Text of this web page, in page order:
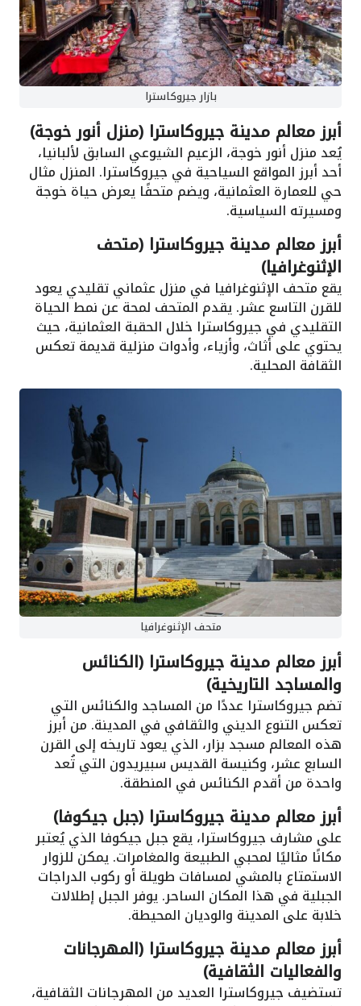
بازار جيروكاسترا
أبرز معالم مدينة جيروكاسترا (منزل أنور خوجة)
يُعد منزل أنور خوجة، الزعيم الشيوعي السابق لألبانيا،
أحد أبرز المواقع السياحية في جيروكاسترا. المنزل مثال
حي للعمارة العثمانية، ويضم متحفًا يعرض حياة خوجة
ومسيرته السياسية.
أبرز معالم مدينة جيروكاسترا (متحف
الإثنوغرافيا)
يقع متحف الإثنوغرافيا في منزل عثماني تقليدي يعود
للقرن التاسع عشر. يقدم المتحف لمحة عن نمط الحياة
التقليدي في جيروكاسترا خلال الحقبة العثمانية، حيث
يحتوي على أثاث، وأزياء، وأدوات منزلية قديمة تعكس
الثقافة المحلية.
متحف الإثنوغرافيا
أبرز معالم مدينة جيروكاسترا (الكنائس
والمساجد التاريخية)
تضم جيروكاسترا عددًا من المساجد والكنائس التي
تعكس التنوع الديني والثقافي في المدينة. من أبرز
هذه المعالم مسجد بزار، الذي يعود تاريخه إلى القرن
السابع عشر، وكنيسة القديس سبيريدون التي تُعد
واحدة من أقدم الكنائس في المنطقة.
أبرز معالم مدينة جيروكاسترا (جبل جيكوفا)
على مشارف جيروكاسترا، يقع جبل جيكوفا الذي يُعتبر
مكانًا مثاليًا لمحبي الطبيعة والمغامرات. يمكن للزوار
الاستمتاع بالمشي لمسافات طويلة أو ركوب الدراجات
الجبلية في هذا المكان الساحر. يوفر الجبل إطلالات
خلابة على المدينة والوديان المحيطة.
أبرز معالم مدينة جيروكاسترا (المهرجانات
والفعاليات الثقافية)
تستضيف جيروكاسترا العديد من المهرجانات الثقافية،